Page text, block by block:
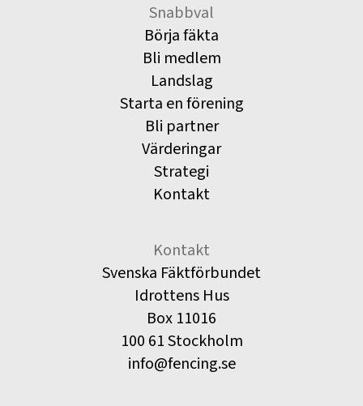
Snabbval
Börja fäkta
Bli medlem
Landslag
Starta en förening
Bli partner
Värderingar
Strategi
Kontakt
Kontakt
Svenska Fäktförbundet
Idrottens Hus
Box 11016
100 61 Stockholm
info@fencing.se